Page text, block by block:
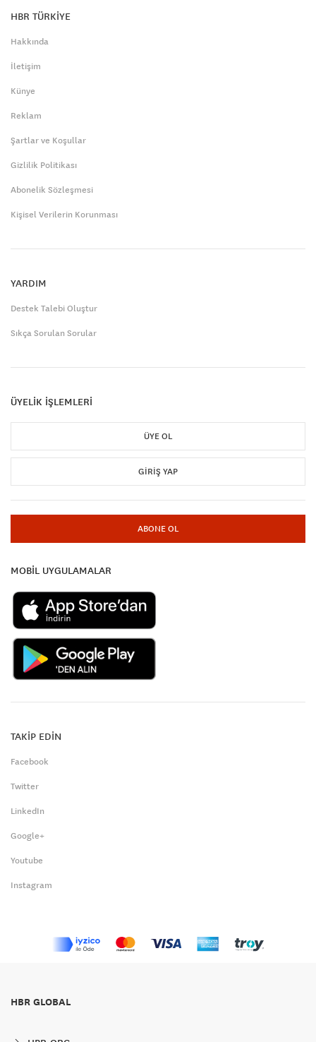
HBR TÜRKİYE
Hakkında
İletişim
Künye
Reklam
Şartlar ve Koşullar
Gizlilik Politikası
Abonelik Sözleşmesi
Kişisel Verilerin Korunması
YARDIM
Destek Talebi Oluştur
Sıkça Sorulan Sorular
ÜYELİK İŞLEMLERİ
ÜYE OL
GIRIŞ YAP
ABONE OL
MOBİL UYGULAMALAR
TAKİP EDİN
Facebook
Twitter
LinkedIn
Google+
Youtube
Instagram
HBR GLOBAL